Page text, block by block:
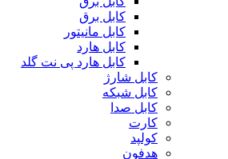
کابل برق
کابل مانیتور
کابل هارد
کابل هارد پی نت گلد
کابل شارژ
کابل شبکه
کابل صدا
کارت
کولپد
هدفون